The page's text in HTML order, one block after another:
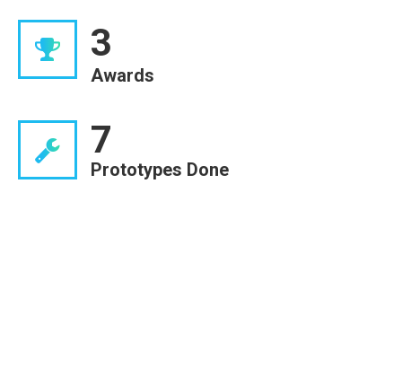
3
Awards
7
Prototypes Done